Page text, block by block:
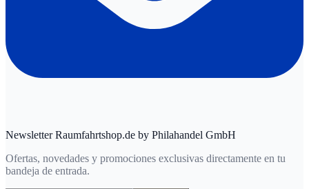
Newsletter Raumfahrtshop.de by Philahandel GmbH
Ofertas, novedades y promociones exclusivas directamente en tu
bandeja de entrada.